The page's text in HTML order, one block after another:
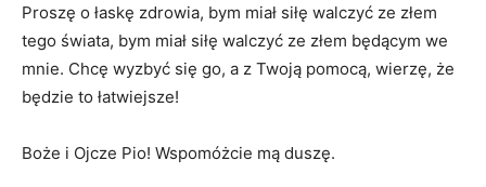
Proszę o łaskę zdrowia, bym miał siłę walczyć ze złem
tego świata, bym miał siłę walczyć ze złem będącym we
mnie. Chcę wyzbyć się go, a z Twoją pomocą, wierzę, że
będzie to łatwiejsze!
Boże i Ojcze Pio! Wspomóżcie mą duszę.